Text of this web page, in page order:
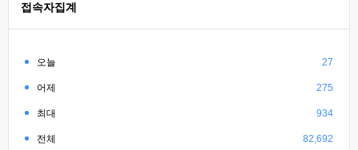
접속자집계
오늘 27
어제 275
최대 934
전체 82,692